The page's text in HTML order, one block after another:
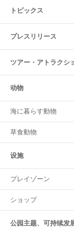
トピックス
プレスリリース
ツアー・ アトラクシ
动物
海に暮らす動物
草食動物
设施
プレイゾーン
ショップ
公园主题、可持续发